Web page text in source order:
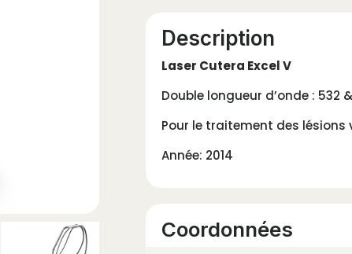
Description
Laser Cutera Excel V
Double longueur d’onde : 532
Pour le traitement des
Année: 2014
Coordonnées